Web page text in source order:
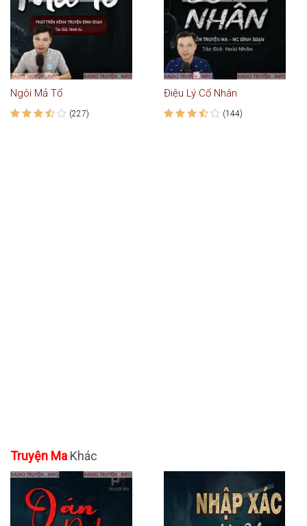
Ngôi Mả Tổ
(227)
Điệu Lý Cố Nhân
(144)
Truyện Ma Khác